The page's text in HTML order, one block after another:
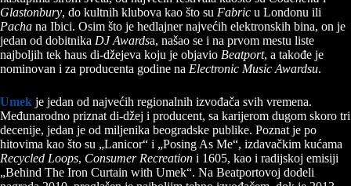
Glastonbury, do kultnih klubova kao što su Fabric u Londonu ili
Pacha na Ibici. Osim što je hedlajner najvećih elektronskih bina, on je
jedan od dobitnika DJ Awardsa, našao se i na prvom mestu liste
najboljih tek haus di-džejeva koju je objavio Beatport, a takođe je
nominovan i za producenta godine na Electronic Music Awardsu.
Umek je jedan od najvećih regionalnih izvođača svih vremena.
Međunarodno priznat di-džej i producent, sa karijerom dugom skoro tri
decenije, jedan je od miljenika beogradske publike. Poznat je po
hitovima kao što su „Lanicor“ i „Posing As Me“, izdavačkim kućama
Recycled Loops, Consumer Recreation i 1605, kao i radijskoj emisiji
„Behind The Iron Curtain with Umek“. Na Beatportovoj dodeli